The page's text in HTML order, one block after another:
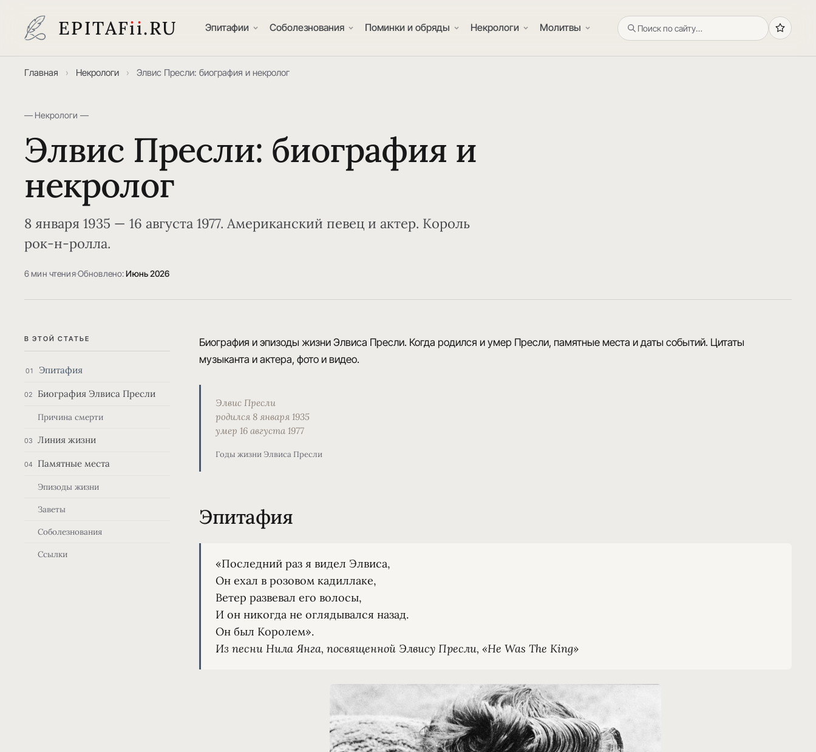
EPITAFii.RU Эпитафии Соболезнования Поминки и обряды Некрологи Молитвы
Главная › Некрологи › Элвис Пресли: биография и некролог
— Некрологи —
Элвис Пресли: биография и
некролог
8 января 1935 — 16 августа 1977. Американский певец и актер. Король
рок-н-ролла.
6 мин чтения·Обновлено:Июнь 2026
В ЭТОЙ СТАТЬЕ
01 Эпитафия
02 Биография Элвиса Пресли
Причина смерти
03 Линия жизни
04 Памятные места
Эпизоды жизни
Заветы
Соболезнования
Ссылки
Биография и эпизоды жизни Элвиса Пресли. Когда родился и умер Пресли, памятные места и даты событий. Цитаты
музыканта и актера, фото и видео.
Элвис Пресли
родился 8 января 1935
умер 16 августа 1977
Годы жизни Элвиса Пресли
Эпитафия
«Последний раз я видел Элвиса,
Он ехал в розовом кадиллаке,
Ветер развевал его волосы,
И он никогда не оглядывался назад.
Из песни Нила Янга, посвященной Элвису Пресли, «He Was The King»